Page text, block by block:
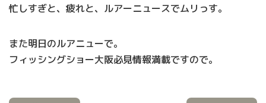
忙しすぎと、疲れと、ルアーニュースでムリっす。
また明日のルアニューで。
フィッシングショー大阪必見情報満載ですので。